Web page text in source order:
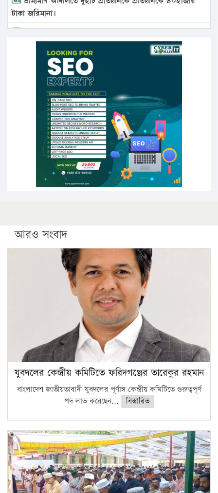
টাকা জরিমানা।
এবার লঞ্চের ভাড়া বাড়ল
১৭ থেকে ২১ শতাংশ বিদ্যুতের দাম বাড়ানোর প্রস্তাব পিডিবির
১৬ মে চাঁদপুর ও ২৫ মে ফেনী সফরে যাবেন প্রধানমন্ত্রী
উচ্চশিক্ষায় গৌরবময় অর্জন: পূর্ণ স্কলারশিপে যুক্তরাষ্ট্রে
পিএইচডি করছেন কুয়েটের কৃতি…
সারা দেশে বজ্রাঘাতে ১৪ জনের প্রাণহানি
কঠোর হচ্ছে এসএসসি ও এইচএসসি পরীক্ষা
ফরিদগঞ্জে আগুনে পুড়লো ৬ ব্যবসা প্রতিষ্ঠান
আরও সংবাদ
যুবদলের কেন্দ্রীয় কমিটিতে ফরিদগঞ্জের তারেকুর রহমান
বাংলাদেশ জাতীয়তাবাদী যুবদলের পূর্ণাঙ্গ কেন্দ্রীয় কমিটিতে গুরুত্বপূর্ণ
পদ লাভ করেছেন...
বিস্তারিত